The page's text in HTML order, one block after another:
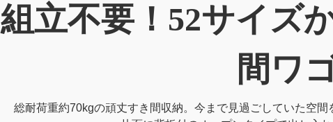
組立不要！52サイズ
間ワ
総耐荷重約70kgの頑丈すき間収納。今まで見過ごしていた空間